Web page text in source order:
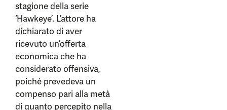
stagione della serie
‘Hawkeye’. L’attore ha
dichiarato di aver
ricevuto un’offerta
economica che ha
considerato offensiva,
poiché prevedeva un
compenso pari alla metà
di quanto percepito nella